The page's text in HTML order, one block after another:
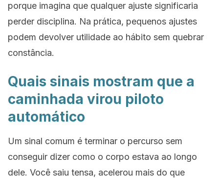
porque imagina que qualquer ajuste significaria
perder disciplina. Na prática, pequenos ajustes
podem devolver utilidade ao hábito sem quebrar
constância.
Quais sinais mostram que a
caminhada virou piloto
automático
Um sinal comum é terminar o percurso sem
conseguir dizer como o corpo estava ao longo
dele. Você saiu tensa, acelerou mais do que